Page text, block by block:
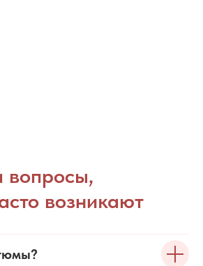
вопросы,
возникают